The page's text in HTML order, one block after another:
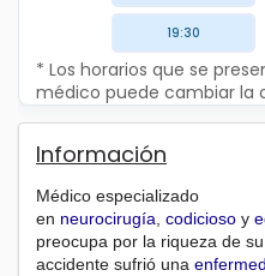
19:30
* Los horarios que se
médico puede cambiar la
Información
Médico especializado
en neurocirugía, codicioso y
preocupa por la riqueza de
accidente sufrió una